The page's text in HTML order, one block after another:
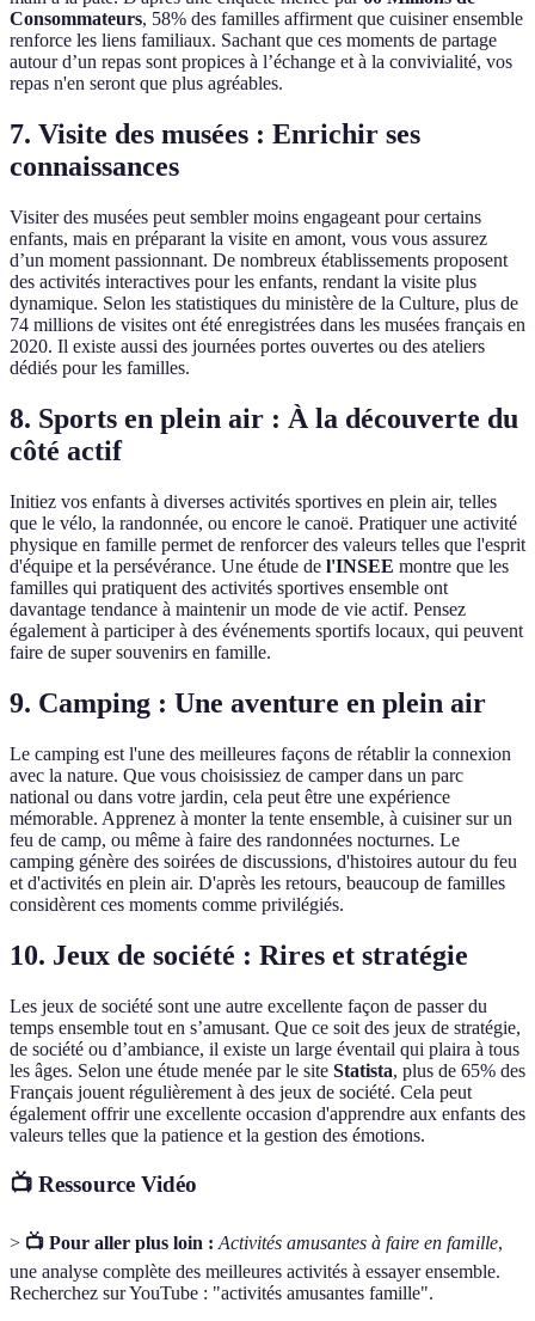
Consommateurs, 58% des familles affirment que cuisiner ensemble
renforce les liens familiaux. Sachant que ces moments de partage
autour d’un repas sont propices à l’échange et à la convivialité, vos
repas n'en seront que plus agréables.
7. Visite des musées : Enrichir ses
connaissances
Visiter des musées peut sembler moins engageant pour certains
enfants, mais en préparant la visite en amont, vous vous assurez
d’un moment passionnant. De nombreux établissements proposent
des activités interactives pour les enfants, rendant la visite plus
dynamique. Selon les statistiques du ministère de la Culture, plus de
74 millions de visites ont été enregistrées dans les musées français en
2020. Il existe aussi des journées portes ouvertes ou des ateliers
dédiés pour les familles.
8. Sports en plein air : À la découverte du
côté actif
Initiez vos enfants à diverses activités sportives en plein air, telles
que le vélo, la randonnée, ou encore le canoë. Pratiquer une activité
physique en famille permet de renforcer des valeurs telles que l'esprit
d'équipe et la persévérance. Une étude de l'INSEE montre que les
familles qui pratiquent des activités sportives ensemble ont
davantage tendance à maintenir un mode de vie actif. Pensez
également à participer à des événements sportifs locaux, qui peuvent
faire de super souvenirs en famille.
9. Camping : Une aventure en plein air
Le camping est l'une des meilleures façons de rétablir la connexion
avec la nature. Que vous choisissiez de camper dans un parc
national ou dans votre jardin, cela peut être une expérience
mémorable. Apprenez à monter la tente ensemble, à cuisiner sur un
feu de camp, ou même à faire des randonnées nocturnes. Le
camping génère des soirées de discussions, d'histoires autour du feu
et d'activités en plein air. D'après les retours, beaucoup de familles
considèrent ces moments comme privilégiés.
10. Jeux de société : Rires et stratégie
Les jeux de société sont une autre excellente façon de passer du
temps ensemble tout en s’amusant. Que ce soit des jeux de stratégie,
de société ou d’ambiance, il existe un large éventail qui plaira à tous
les âges. Selon une étude menée par le site Statista, plus de 65% des
Français jouent régulièrement à des jeux de société. Cela peut
également offrir une excellente occasion d'apprendre aux enfants des
valeurs telles que la patience et la gestion des émotions.
📺 Ressource Vidéo
> 📺 Pour aller plus loin : Activités amusantes à faire en famille,
une analyse complète des meilleures activités à essayer ensemble.
Recherchez sur YouTube : "activités amusantes famille".